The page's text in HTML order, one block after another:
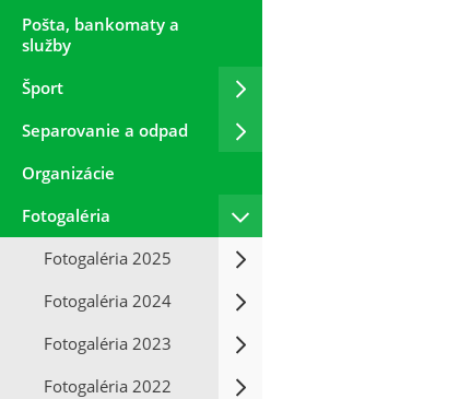
Pošta, bankomaty a
služby
Šport
Separovanie a odpad
Organizácie
Fotogaléria
Fotogaléria 2025
Fotogaléria 2024
Fotogaléria 2023
Fotogaléria 2022